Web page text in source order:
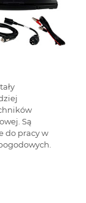
Są
do pracy w